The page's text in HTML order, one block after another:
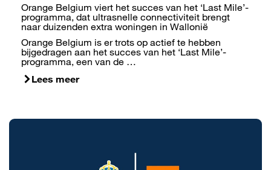
Orange Belgium viert het succes van het ‘Last Mile’-
programma, dat ultrasnelle connectiviteit brengt
naar duizenden extra woningen in Wallonië
Orange Belgium is er trots op actief te hebben
bijgedragen aan het succes van het ‘Last Mile’-
programma, een van de …
Lees meer